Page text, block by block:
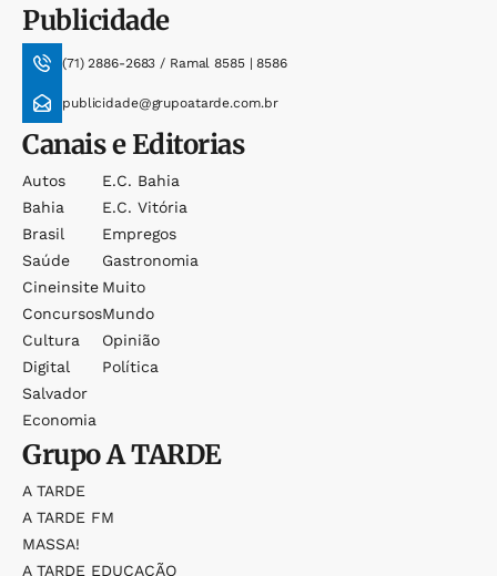
Publicidade
(71) 2886-2683 / Ramal 8585 | 8586
publicidade@grupoatarde.com.br
Canais e Editorias
Autos
Bahia
Brasil
Saúde
Cineinsite
Concursos
Cultura
Digital
Salvador
Economia
E.c. Bahia
E.c. Vitória
Empregos
Gastronomia
Muito
Mundo
Opinião
Política
GrupoA TARDE
A TARDE
A TARDE FM
MASSA!
A TARDE EDUCAÇÃO